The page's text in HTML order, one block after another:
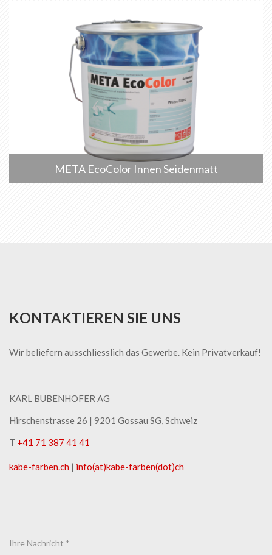
META EcoColor Innen Seidenmatt
KONTAKTIEREN SIE UNS
Wir beliefern ausschliesslich das Gewerbe. Kein Privatverkauf!
KARL BUBENHOFER AG
Hirschenstrasse 26 | ​9201 Gossau SG, Schweiz
T +41 71 387 41 41
kabe-​farben.ch | info(at)kabe-​farben(dot)ch